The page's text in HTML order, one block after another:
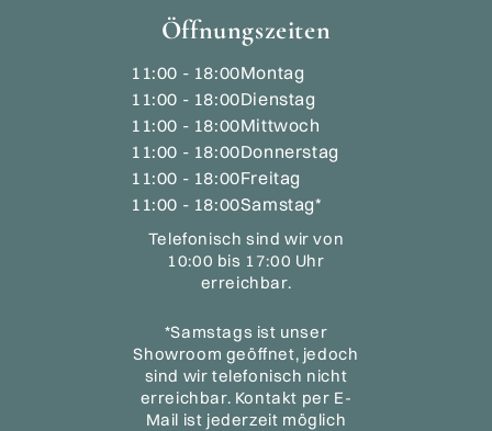
Öffnungszeiten
11:00 - 18:00Montag
11:00 - 18:00Dienstag
11:00 - 18:00Mittwoch
11:00 - 18:00Donnerstag
11:00 - 18:00Freitag
11:00 - 18:00Samstag*
Telefonisch sind wir von
10:00 bis 17:00 Uhr
erreichbar.
*Samstags ist unser
Showroom geöffnet, jedoch
sind wir telefonisch nicht
erreichbar. Kontakt per E-
Mail ist jederzeit möglich